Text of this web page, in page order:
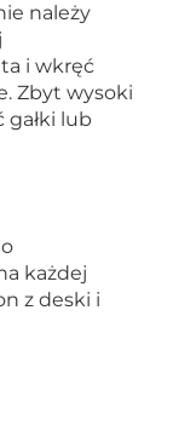
należy
i wkręć
Zbyt wysoki
lub
każdej
z deski i